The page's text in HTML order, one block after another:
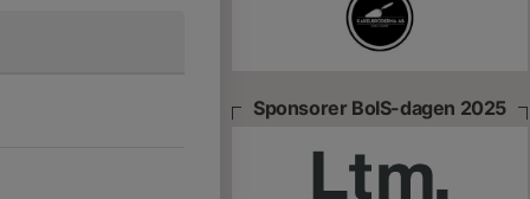
Sponsorer BoIS-dagen 2025